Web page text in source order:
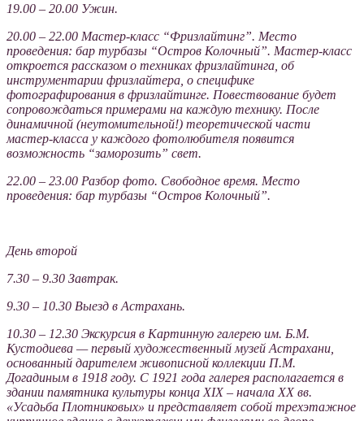
19.00 – 20.00 Ужин.
20.00 – 22.00 Мастер-класc “Фризлайтинг”. Место
проведения: бар турбазы “Остров Колочный”. Мастер-класс
откроется рассказом о техниках фризлайтинга, об
инструментарии фризлайтера, о специфике
фотографирования в фризлайтинге. Повествование будет
сопровождаться примерами на каждую технику. После
динамичной (неутомительной!) теоретической части
мастер-класса у каждого фотолюбителя появится
возможность “заморозить” свет.
22.00 – 23.00 Разбор фото. Свободное время. Место
проведения: бар турбазы “Остров Колочный”.
День второй
7.30 – 9.30 Завтрак.
9.30 – 10.30 Выезд в Астрахань.
10.30 – 12.30 Экскурсия в Картинную галерею им. Б.М.
Кустодиева — первый художественный музей Астрахани,
основанный дарителем живописной коллекции П.М.
Догадиным в 1918 году. С 1921 года галерея располагается в
здании памятника культуры конца XIX – начала XX вв.
«Усадьба Плотниковых» и представляет собой трехэтажное